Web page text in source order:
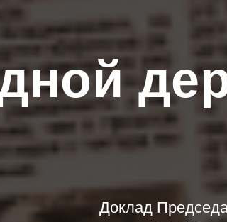
Доклад